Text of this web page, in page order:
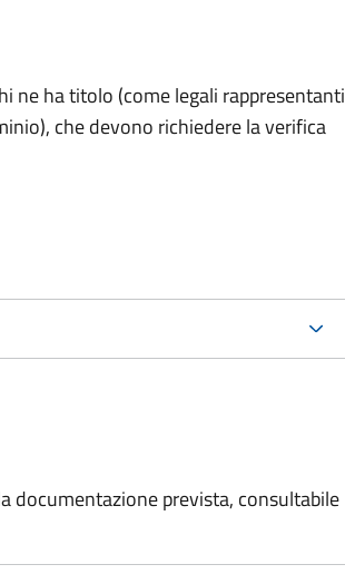
ne ha titolo (come legali rappresentanti
che devono richiedere la verifica
documentazione prevista, consultabile